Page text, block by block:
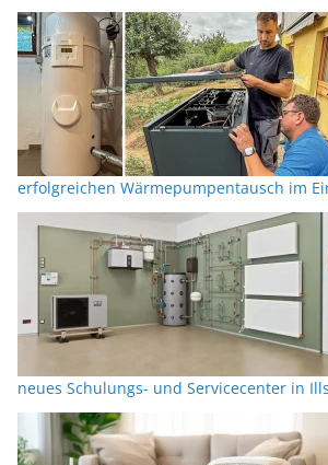
erfolgreichen Wärmepumpentausch im
neues Schulungs- und Servicecenter in